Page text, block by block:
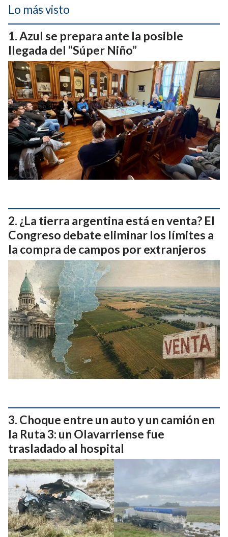
Lo más visto
Azul se prepara ante la posible
llegada del “Súper Niño”
¿La tierra argentina está en venta? El
Congreso debate eliminar los límites a
la compra de campos por extranjeros
Choque entre un auto y un camión en
la Ruta 3: un Olavarriense fue
trasladado al hospital